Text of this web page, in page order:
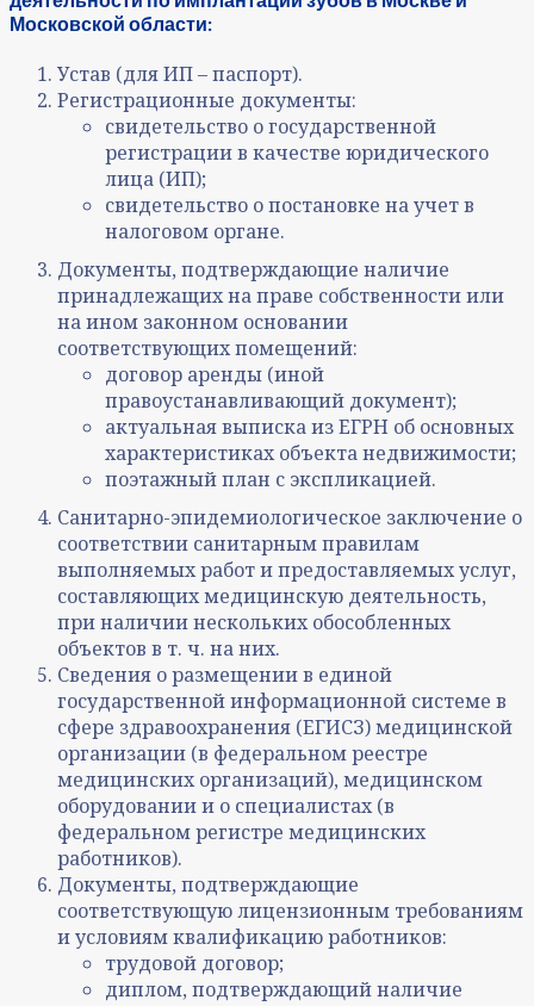
Московской области:
Устав (для ИП – паспорт).
Регистрационные документы:
свидетельство о государственной
регистрации в качестве юридического
лица (ИП);
свидетельство о постановке на учет в
налоговом органе.
Документы, подтверждающие наличие
принадлежащих на праве собственности или
на ином законном основании
соответствующих помещений:
договор аренды (иной
правоустанавливающий документ);
актуальная выписка из ЕГРН об основных
характеристиках объекта недвижимости;
поэтажный план с экспликацией.
Санитарно-эпидемиологическое заключение о
соответствии санитарным правилам
выполняемых работ и предоставляемых услуг,
составляющих медицинскую деятельность,
при наличии нескольких обособленных
объектов в т. ч. на них.
Сведения о размещении в единой
государственной информационной системе в
сфере здравоохранения (ЕГИСЗ) медицинской
организации (в федеральном реестре
медицинских организаций), медицинском
оборудовании и о специалистах (в
федеральном регистре медицинских
работников).
Документы, подтверждающие
соответствующую лицензионным требованиям
и условиям квалификацию работников:
трудовой договор;
диплом, подтверждающий наличие